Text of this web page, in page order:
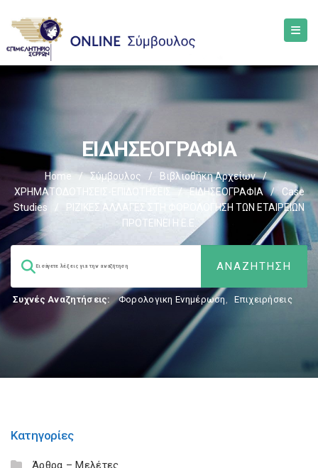
ΕΙΔΗΣΕΟΓΡΑΦΙΑ
Home / Σύμβουλος / Βιβλιοθήκη Αρχείων
/
ΧΡΗΜΑΤΟΔΟΤΗΣΕΙΣ-ΕΠΙΔΟΤΗΣΕΙΣ
/ ΕΙΔΗΣΕΟΓΡΑΦΙΑ /
Case
Studies
/
ΡΙΖΙΚΕΣ ΑΛΛΑΓΕΣ ΣΤΗ ΦΟΡΟΛΟΓΗΣΗ ΤΩΝ ΕΤΑΙΡΕΙΩΝ
ΠΡΟΤΕΙΝΕΙ Η Ε.Ε.
Συχνές Αναζητήσεις: Φορολογικη Ενημέρωση, Επιχειρήσεις
Κατηγορίες
Άρθρα – Μελέτες